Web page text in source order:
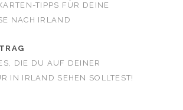
TIPPS FÜR DEINE
NACH IRLAND
DIE DU AUF DEINER
IN IRLAND SEHEN SOLLTEST!